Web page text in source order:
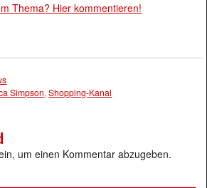
Thema? Hier kommentieren!
Simpson,Shopping-Kanal
um einen Kommentar abzugeben.